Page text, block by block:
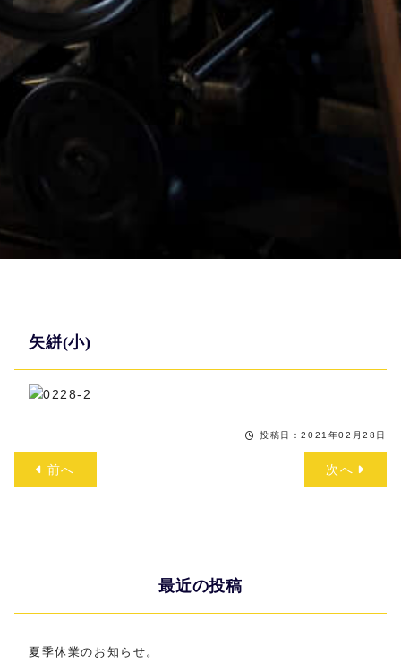
矢絣(小)
投稿日：2021年02月28日
前へ 次へ
最近の投稿
夏季休業のお知らせ。